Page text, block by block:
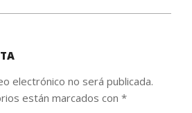
electrónico no será publicada.
están marcados con *